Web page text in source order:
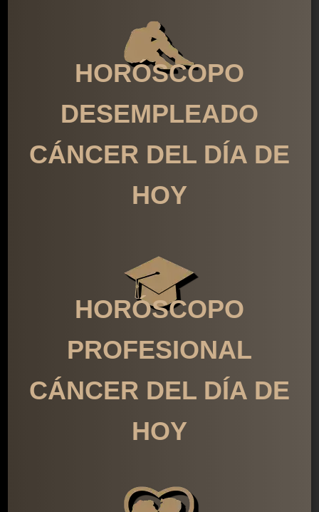
HORÓSCOPO
DESEMPLEADO
CÁNCER DEL DÍA DE
HOY
HORÓSCOPO
PROFESIONAL
CÁNCER DEL DÍA DE
HOY